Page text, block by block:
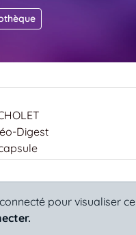
Digest
pour visualiser ce